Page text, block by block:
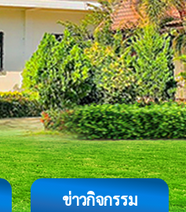
ข่าวกิจกรรม